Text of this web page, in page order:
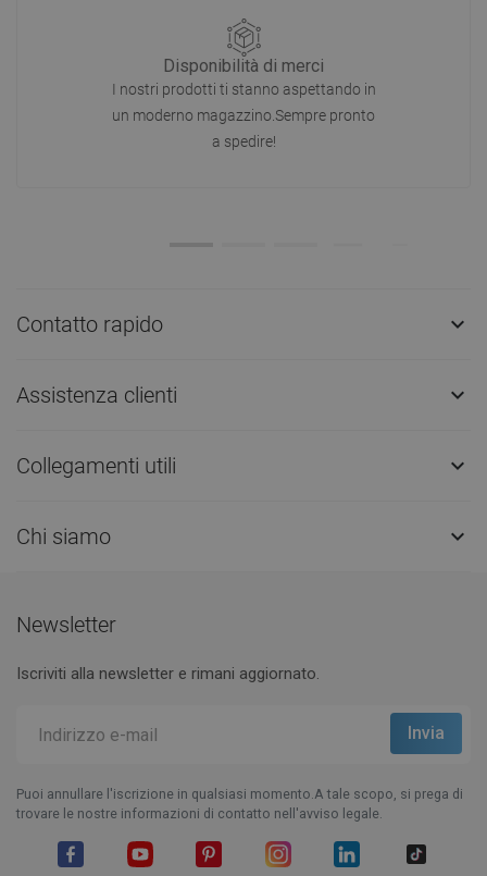
Disponibilità di merci
I nostri prodotti ti stanno aspettando in
un moderno magazzino.Sempre pronto
a spedire!
Contatto rapido 
Assistenza clienti 
Collegamenti utili 
Chi siamo 
Newsletter
Iscriviti alla newsletter e rimani aggiornato.
Puoi annullare l'iscrizione in qualsiasi momento.A tale scopo, si prega di
trovare le nostre informazioni di contatto nell'avviso legale.